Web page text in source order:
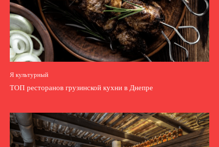
Я культурный
ТОП ресторанов грузинской кухни в Днепре